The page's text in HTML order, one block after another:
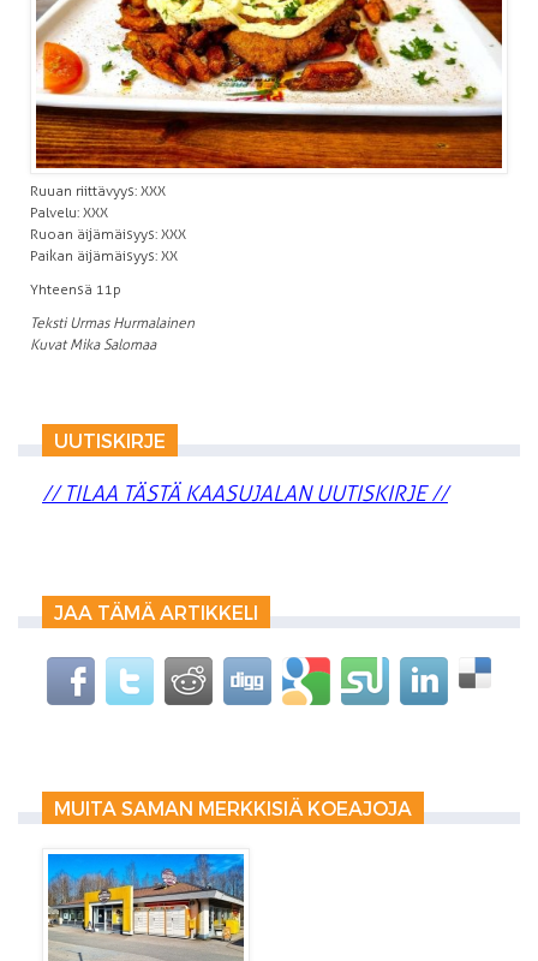
Ruuan riittävyys: XXX
Palvelu: XXX
Ruoan äijämäisyys: XXX
Paikan äijämäisyys: XX
Yhteensä 11p
Teksti Urmas Hurmalainen
Kuvat Mika Salomaa
UUTISKIRJE
// TILAA TÄSTÄ KAASUJALAN UUTISKIRJE //
JAA TÄMÄ ARTIKKELI
MUITA SAMAN MERKKISIÄ KOEAJOJA